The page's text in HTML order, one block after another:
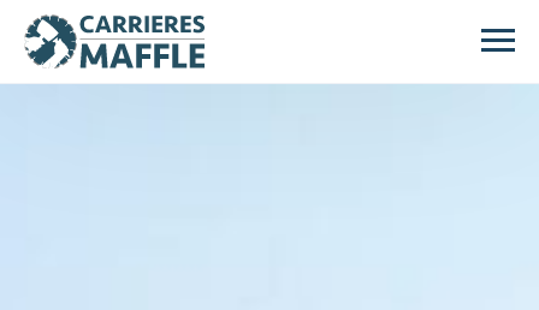
Passer au contenu principal